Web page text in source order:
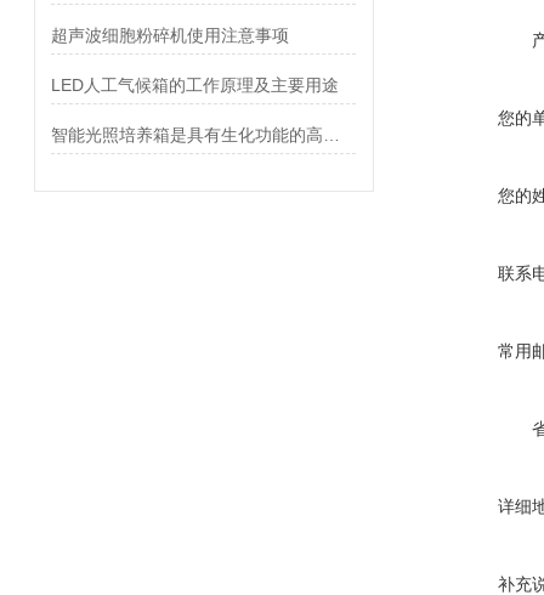
超声波细胞粉碎机使用注意事项
LED人工气候箱的工作原理及主要用途
您的
您的
联系
常用
详细
补充